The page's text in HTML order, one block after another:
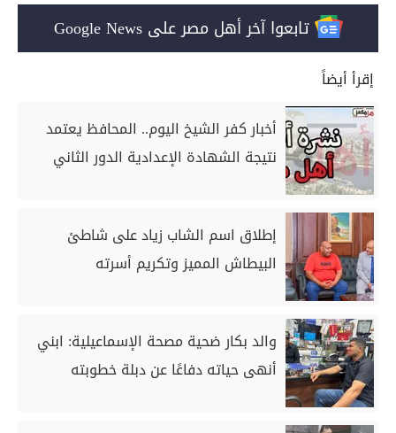
تابعوا آخر أهل مصر على Google News
إقرأ أيضاً
أخبار كفر الشيخ اليوم.. المحافظ يعتمد
نتيجة الشهادة الإعدادية الدور الثاني
إطلاق اسم الشاب زياد على شاطئ
البيطاش المميز وتكريم أسرته
والد بكار ضحية مصحة الإسماعيلية: ابني
أنهى حياته دفاعًا عن دبلة خطوبته